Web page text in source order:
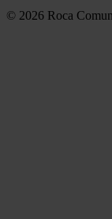
© 2026 Roca